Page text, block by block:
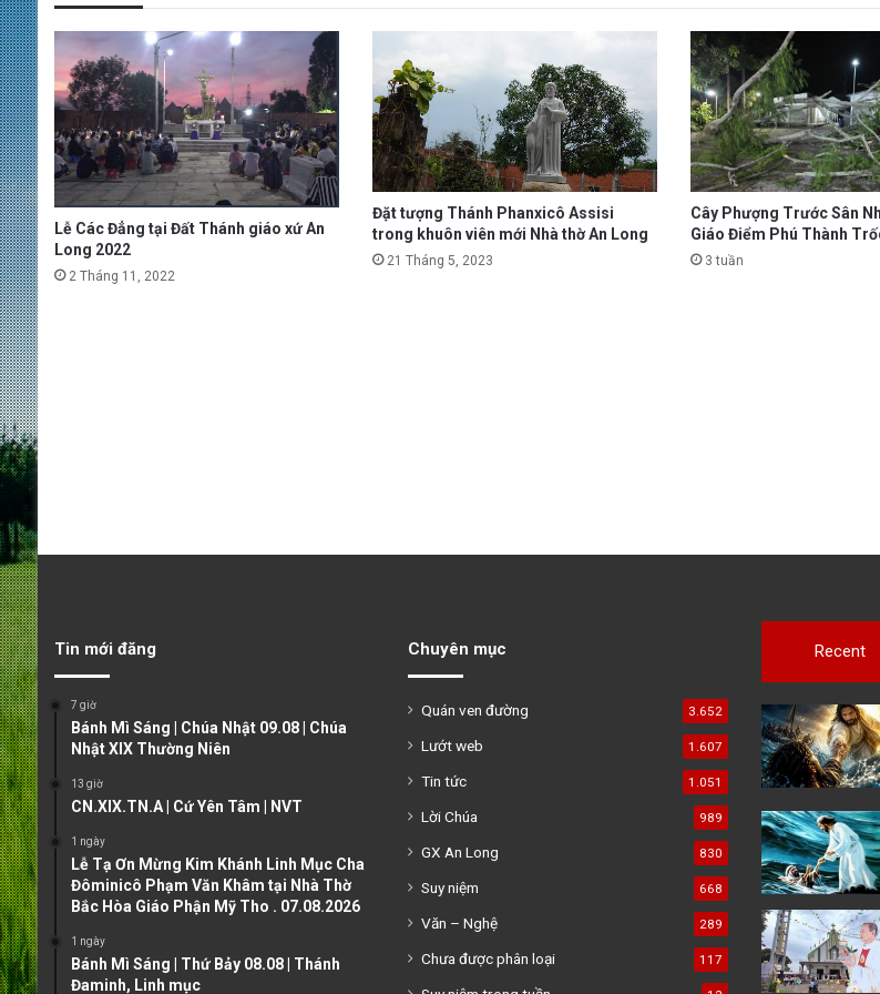
Lễ Các Đẳng tại Đất Thánh giáo xứ An
Long 2022
2 Tháng 11, 2022
Đặt tượng Thánh Phanxicô Assisi
trong khuôn viên mới Nhà thờ An Long
21 Tháng 5, 2023
Cây Phượng Trước Sân
Giáo Điểm Phú Thành
3 tuần
Tin mới đăng
7 giờ
Bánh Mì Sáng | Chúa Nhật 09.08 | Chúa
Nhật XIX Thường Niên
13 giờ
CN.XIX.TN.A | Cứ Yên Tâm | NVT
1 ngày
Lễ Tạ Ơn Mừng Kim Khánh Linh Mục Cha
Đôminicô Phạm Văn Khâm tại Nhà Thờ
Bắc Hòa Giáo Phận Mỹ Tho . 07.08.2026
1 ngày
Bánh Mì Sáng | Thứ Bảy 08.08 | Thánh
Đaminh, Linh mục
Chuyên mục
Quán ven đường 3.652
Lướt web 1.607
Tin tức 1.051
Lời Chúa 989
GX An Long 830
Suy niệm 668
Văn – Nghệ 289
Chưa được phân loại 117
Recent